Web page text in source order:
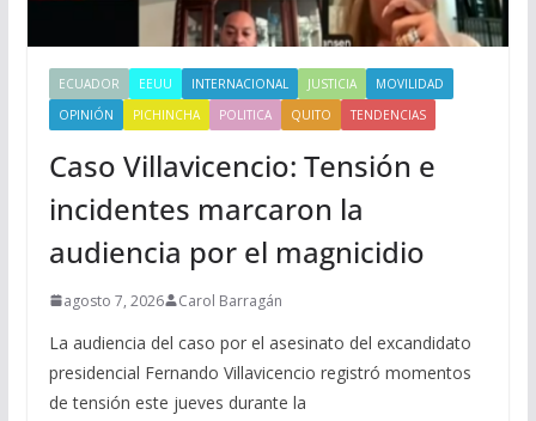
ECUADOR EEUU INTERNACIONAL JUSTICIA
MOVILIDAD
OPINIÓN
PICHINCHA POLITICA QUITO TENDENCIAS
Caso Villavicencio: Tensión e
incidentes marcaron la
audiencia por el magnicidio
agosto 7, 2026 Carol Barragán
La audiencia del caso por el asesinato del excandidato
presidencial Fernando Villavicencio registró momentos
de tensión este jueves durante la